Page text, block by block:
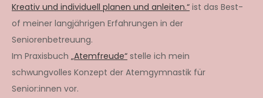
Kreativ und individuell planen und anleiten.“ ist das Best-
of meiner langjährigen Erfahrungen in der
Seniorenbetreuung.
Im Praxisbuch „Atemfreude“ stelle ich mein
schwungvolles Konzept der Atemgymnastik für
Senior:innen vor.